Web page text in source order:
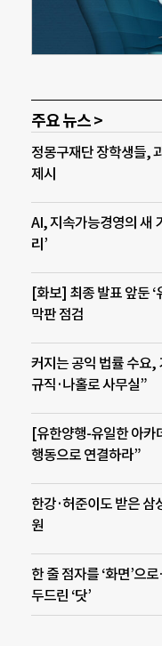
주요 뉴스 >
정몽구재단 장학생들,
제시
AI, 지속가능경영의 새
리’
[화보] 최종 발표 앞둔
막판 점검
커지는 공익 법률 수요
규직·나홀로 사무실”
[유한양행-유일한 아카
행동으로 연결하라”
한강·허준이도 받은 삼
원
한 줄 점자를 ‘화면’으
두드린 ‘닷’